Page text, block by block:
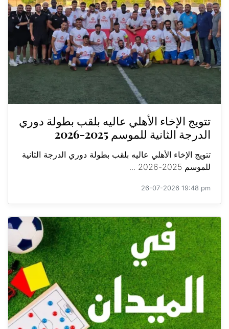
تتويج الإخاء الأهلي عاليه بلقب بطولة دوري
الدرجة الثانية للموسم 2025-2026
تتويج الإخاء الأهلي عاليه بلقب بطولة دوري الدرجة الثانية
للموسم 2025-2026 ...
26-07-2026 19:48 pm